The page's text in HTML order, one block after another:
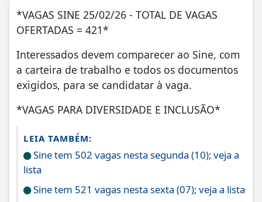
*VAGAS SINE 25/02/26 - TOTAL DE VAGAS
OFERTADAS = 421*
Interessados devem comparecer ao Sine, com
a carteira de trabalho e todos os documentos
exigidos, para se candidatar à vaga.
*VAGAS PARA DIVERSIDADE E INCLUSÃO*
LEIA TAMBÉM:
Sine tem 502 vagas nesta segunda (10); veja a
lista
Sine tem 521 vagas nesta sexta (07); veja a lista